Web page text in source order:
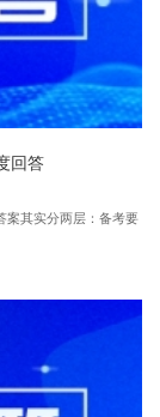
回答
案其实分两层：备考要